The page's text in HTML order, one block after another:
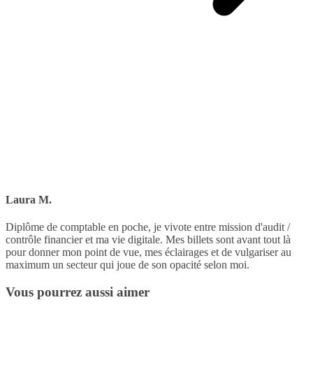
Laura M.
Diplôme de comptable en poche, je vivote entre mission d'audit /
contrôle financier et ma vie digitale. Mes billets sont avant tout là
pour donner mon point de vue, mes éclairages et de vulgariser au
maximum un secteur qui joue de son opacité selon moi.
Vous pourrez aussi aimer